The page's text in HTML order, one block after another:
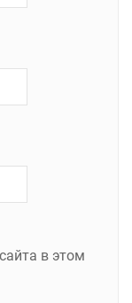
в этом